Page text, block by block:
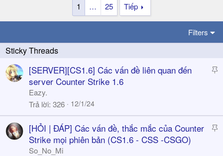
1
… 25 Tiếp
Filters
S
k
y
[SERVER][CS1.6] Các vấn đề liên quan đến
server Counter Strike 1.6
Eazy.
Trả lời 326 12/1/24
S
[HỎI | ĐÁP] Các vấn đề, thắc mắc của Counter
Strike mọi phiên bản (CS1.6 - CSS -CSGO)
So_No_Mi